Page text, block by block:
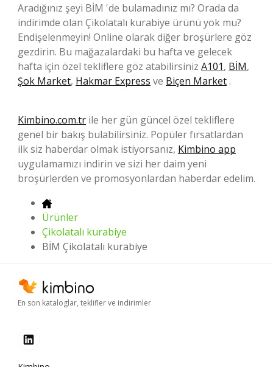
Aradığınız şeyi BİM 'de bulamadınız mı? Orada da
indirimde olan Çikolatalı kurabiye ürünü yok mu?
Endişelenmeyin! Online olarak diğer broşürlere göz
gezdirin. Bu mağazalardaki bu hafta ve gelecek
hafta için özel tekliflere göz atabilirsiniz A101, BİM,
Şok Market, Hakmar Express ve Biçen Market.
Kimbino.com.tr ile her gün güncel özel tekliflere
genel bir bakış bulabilirsiniz. Popüler fırsatlardan
ilk siz haberdar olmak istiyorsanız, Kimbino app
uygulamamızı indirin ve sizi her daim yeni
broşürlerden ve promosyonlardan haberdar edelim.
Ürünler
Çikolatalı kurabiye
BİM Çikolatalı kurabiye
En son kataloglar, teklifler ve indirimler